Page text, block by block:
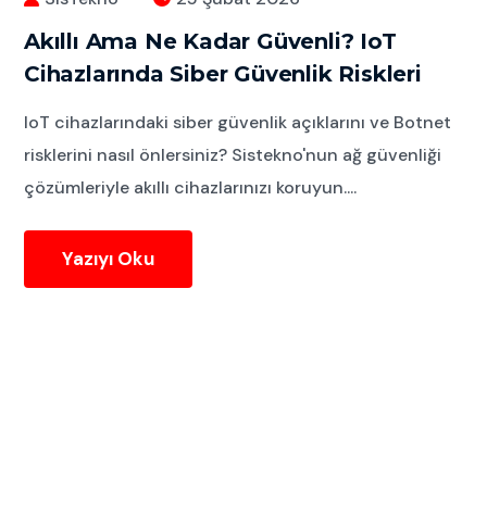
Akıllı Ama Ne Kadar Güvenli? IoT
Cihazlarında Siber Güvenlik Riskleri
IoT cihazlarındaki siber güvenlik açıklarını ve Botnet
risklerini nasıl önlersiniz? Sistekno'nun ağ güvenliği
çözümleriyle akıllı cihazlarınızı koruyun....
Yazıyı Oku